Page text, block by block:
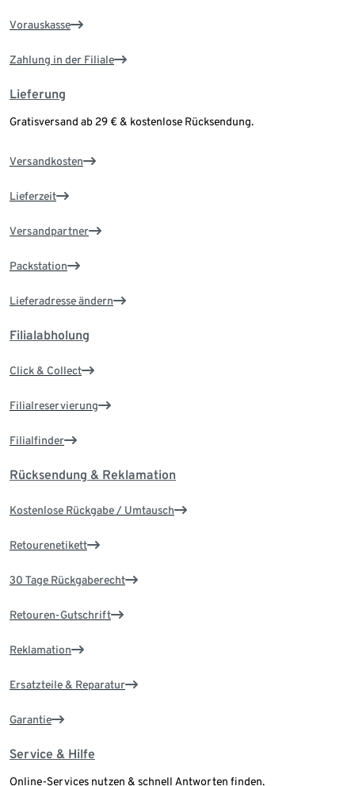
Vorauskasse
Zahlung in der Filiale
Lieferung
Gratisversand ab 29 € & kostenlose Rücksendung.
Versandkosten
Lieferzeit
Versandpartner
Packstation
Lieferadresse ändern
Filialabholung
Click & Collect
Filialreservierung
Filialfinder
Rücksendung & Reklamation
Kostenlose Rückgabe / Umtausch
Retourenetikett
30 Tage Rückgaberecht
Retouren-Gutschrift
Reklamation
Ersatzteile & Reparatur
Garantie
Service & Hilfe
Online-Services nutzen & schnell Antworten finden.